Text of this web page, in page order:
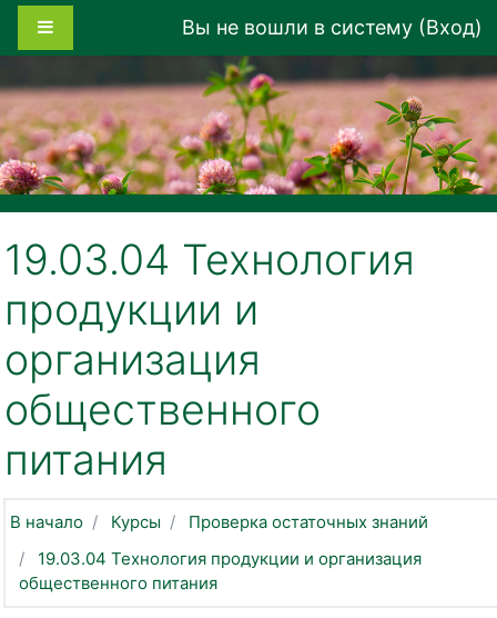
Перейти к основному содержанию
Вы не вошли в систему (Вход)
19.03.04 Технология
продукции и
организация
общественного
питания
В начало Курсы
Проверка остаточных знаний
19.03.04 Технология продукции и организация
общественного питания